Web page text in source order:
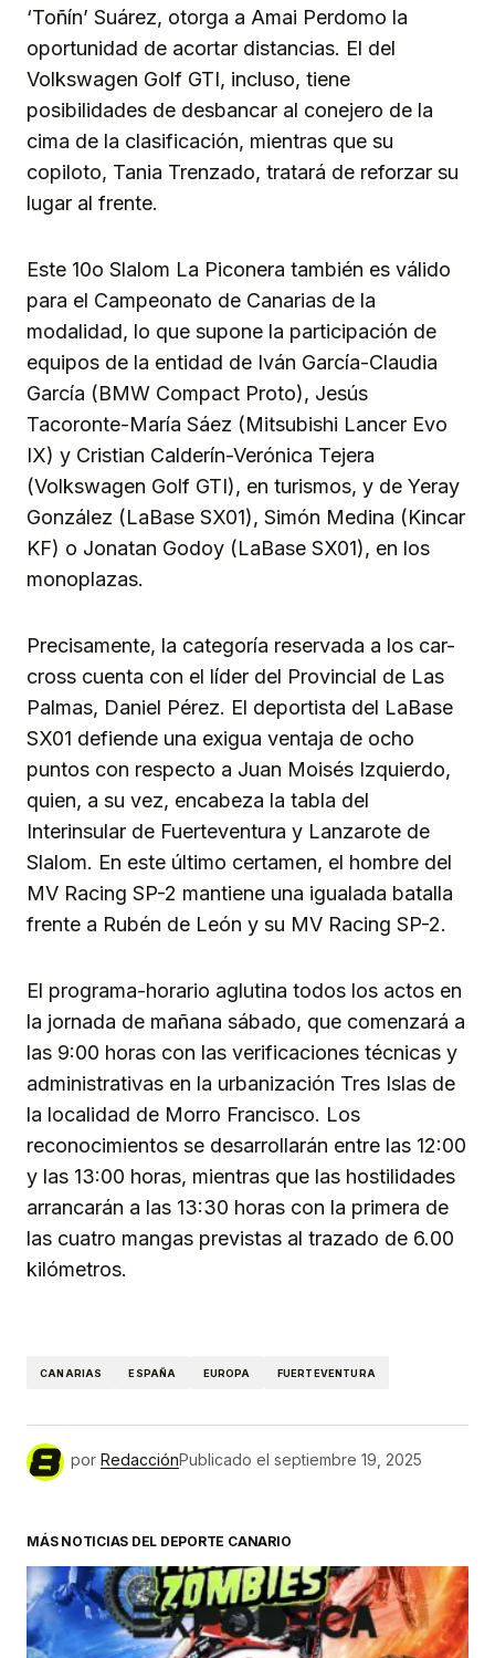
‘Toñín’ Suárez, otorga a Amai Perdomo la
oportunidad de acortar distancias. El del
Volkswagen Golf GTI, incluso, tiene
posibilidades de desbancar al conejero de la
cima de la clasificación, mientras que su
copiloto, Tania Trenzado, tratará de reforzar su
lugar al frente.
Este 10o Slalom La Piconera también es válido
para el Campeonato de Canarias de la
modalidad, lo que supone la participación de
equipos de la entidad de Iván García-Claudia
García (BMW Compact Proto), Jesús
Tacoronte-María Sáez (Mitsubishi Lancer Evo
IX) y Cristian Calderín-Verónica Tejera
(Volkswagen Golf GTI), en turismos, y de Yeray
González (LaBase SX01), Simón Medina (Kincar
KF) o Jonatan Godoy (LaBase SX01), en los
monoplazas.
Precisamente, la categoría reservada a los car-
cross cuenta con el líder del Provincial de Las
Palmas, Daniel Pérez. El deportista del LaBase
SX01 defiende una exigua ventaja de ocho
puntos con respecto a Juan Moisés Izquierdo,
quien, a su vez, encabeza la tabla del
Interinsular de Fuerteventura y Lanzarote de
Slalom. En este último certamen, el hombre del
MV Racing SP-2 mantiene una igualada batalla
frente a Rubén de León y su MV Racing SP-2.
El programa-horario aglutina todos los actos en
la jornada de mañana sábado, que comenzará a
las 9:00 horas con las verificaciones técnicas y
administrativas en la urbanización Tres Islas de
la localidad de Morro Francisco. Los
reconocimientos se desarrollarán entre las 12:00
y las 13:00 horas, mientras que las hostilidades
arrancarán a las 13:30 horas con la primera de
las cuatro mangas previstas al trazado de 6.00
kilómetros.
CANARIAS ESPAÑA EUROPA FUERTEVENTURA
por RedacciónPublicado el septiembre 19, 2025
MÁS NOTICIAS DEL DEPORTE CANARIO